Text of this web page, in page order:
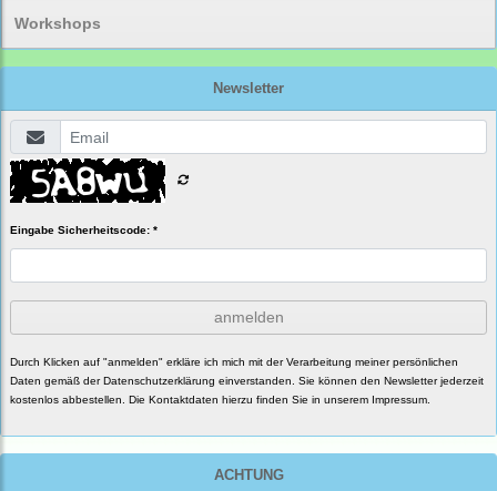
Workshops
Newsletter
Eingabe Sicherheitscode: *
anmelden
Durch Klicken auf "anmelden" erkläre ich mich mit der Verarbeitung meiner persönlichen
Daten gemäß derDatenschutzerklärung einverstanden. Sie können den Newsletter jederzeit
kostenlos abbestellen. Die Kontaktdaten hierzu finden Sie in unserem Impressum.
ACHTUNG